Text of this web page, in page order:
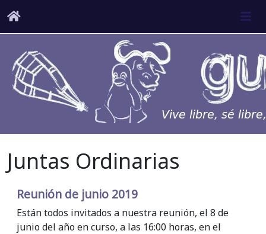
Juntas Ordinarias
Reunión de junio 2019
Están todos invitados a nuestra reunión, el 8 de
junio del año en curso, a las 16:00 horas, en el